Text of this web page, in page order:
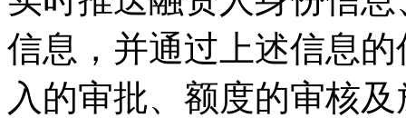
信息，并通过上述信息
入的审批、额度的审核